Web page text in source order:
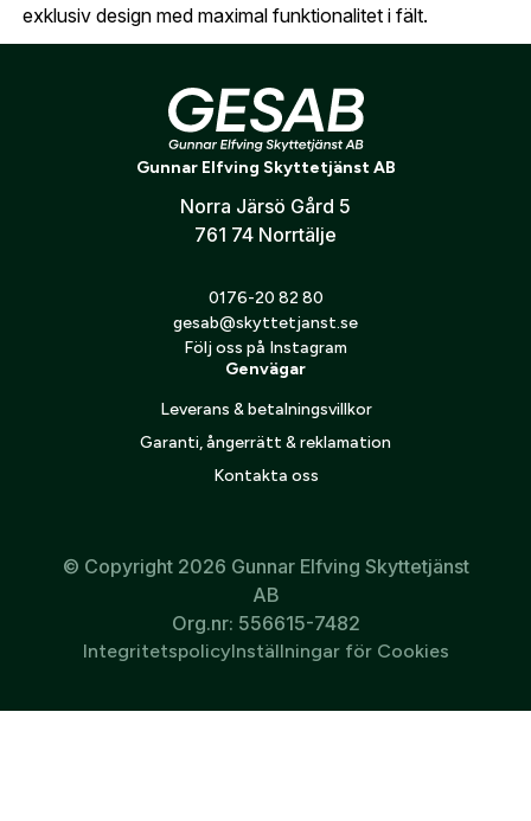
exklusiv design med maximal funktionalitet i fält.
Den integrerade kolvkamshöjningen justeras enkelt med
knapp och har minnesfunktion som återställer samma
höjdinställning varje gång.
Utförande & specialbeställning
Denna bössa levereras i standardutförande med kaliber
Önskas annan kaliber eller övriga uppgraderingar är du
välkommen att kontakta oss för pris, leveranstid och mer
Gunnar Elfving Skyttetjänst AB
Norra Järsö Gård 5
761 74 Norrtälje
0176-20 82 80
gesab@skyttetjanst.se
Följ oss på Instagram
Genvägar
Leverans & betalningsvillkor
Garanti, ångerrätt & reklamation
Kontakta oss
© Copyright 2026 Gunnar Elfving Skyttetjänst
AB
Org.nr: 556615-7482
IntegritetspolicyInställningar för Cookies